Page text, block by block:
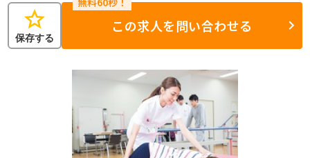
star
保存する
この求人を問い合わせる